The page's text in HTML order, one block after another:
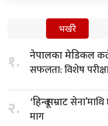
भर्खरै
१. नेपालका मेडिकल
सफलता: विशेष
२. ‘हिन्दू सम्राट
माग